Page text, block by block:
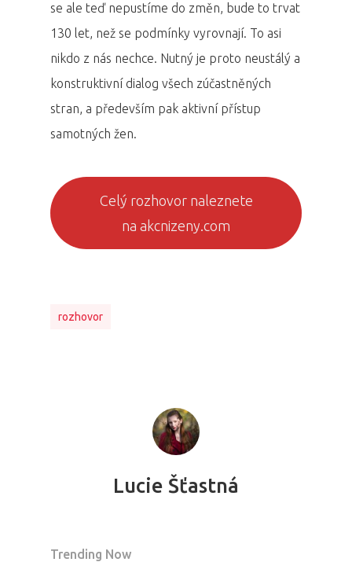
se ale teď nepustíme do změn, bude to trvat
130 let, než se podmínky vyrovnají. To asi
nikdo z nás nechce. Nutný je proto neustálý a
konstruktivní dialog všech zúčastněných
stran, a především pak aktivní přístup
samotných žen.
Celý rozhovor naleznete
na akcnizeny.com
rozhovor
Lucie Šťastná
Trending Now